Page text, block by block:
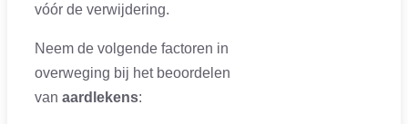
vóór de verwijdering.
Neem de volgende factoren in
overweging bij het beoordelen
van aardlekens: